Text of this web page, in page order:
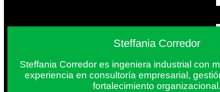
Steffania Corredor
Steffania Corredor es ingeniera industrial con
experiencia en consultoría empresarial,
fortalecimiento